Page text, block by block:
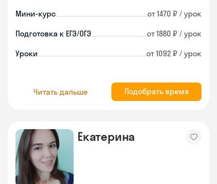
Мини-курс от 1470 ₽ / урок
Подготовка к ЕГЭ/ОГЭ от 1880 ₽ / урок
Уроки от 1092 ₽ / урок
Читать дальше Подобрать время
Екатерина